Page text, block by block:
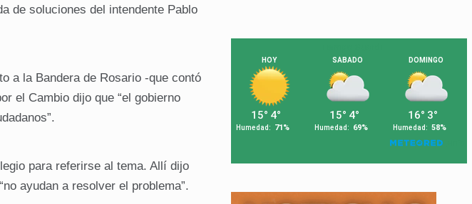
de soluciones del intendente Pablo
a la Bandera de Rosario -que contó
el Cambio dijo que “el gobierno
para referirse al tema. Allí dijo
ayudan a resolver el problema”.